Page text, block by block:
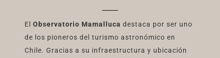
El Observatorio Mamalluca destaca por ser uno
de los pioneros del turismo astronómico en
Chile. Gracias a su infraestructura y ubicación